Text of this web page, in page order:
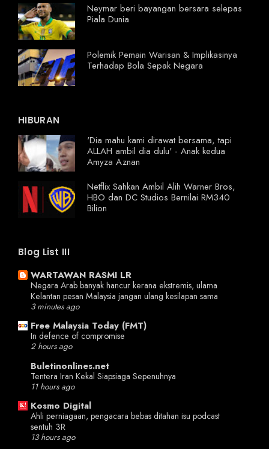
Neymar beri bayangan bersara selepas
Piala Dunia
Polemik Pemain Warisan & Implikasinya
Terhadap Bola Sepak Negara
HIBURAN
'Dia mahu kami dirawat bersama, tapi
ALLAH ambil dia dulu' - Anak kedua
Amyza Aznan
Netflix Sahkan Ambil Alih Warner Bros,
HBO dan DC Studios Bernilai RM340
Bilion
Blog List III
WARTAWAN RASMI LR
Negara Arab banyak hancur kerana ekstremis, ulama
Kelantan pesan Malaysia jangan ulang kesilapan sama
3 minutes ago
Free Malaysia Today (FMT)
In defence of compromise
2 hours ago
Buletinonlines.net
Tentera Iran Kekal Siapsiaga Sepenuhnya
11 hours ago
Kosmo Digital
Ahli perniagaan, pengacara bebas ditahan isu podcast
sentuh 3R
13 hours ago